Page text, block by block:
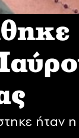
ήταν